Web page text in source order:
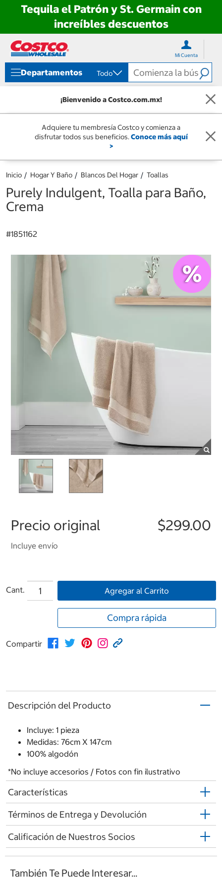
Tequila el Patrón y St. Germain con
increíbles descuentos
directo
contenido
directo
menú
navegación
Mi Cuenta
Departamentos Todo
¡Bienvenido a Costco.com.mx!
Adquiere tu membresía Costco y comienza a
disfrutar todos sus beneficios.Conoce más aquí
>
Inicio Hogar Y Baño Blancos Del Hogar Toallas
Purely Indulgent, Toalla para Baño,
Crema
#1851162
Precio original $299.00
Incluye envío
Cant. Agregar al Carrito
Compra rápida
Compartir
Descripción del Producto
Incluye: 1 pieza
Medidas: 76cm X 147cm
100% algodón
*No incluye accesorios / Fotos con fin ilustrativo
Características
Términos de Entrega y Devolución
Calificación de Nuestros Socios
También Te Puede Interesar...